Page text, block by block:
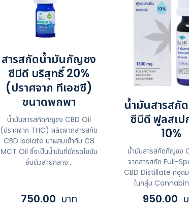
สารสกัดน้ำมันกัญชง
ซีบีดี บริสุทธิ์ 20%
(ปราศจาก ทีเอชซี)
ขนาดพกพา
น้ำมันสารสกัดกัญชง CBD Oil
(ปราศจาก THC) ผลิตจากสารสกัด
CBD Isolate มาผสมเข้ากับ C8
MCT Oil ซึ่งเป็นน้ำมันที่มีกรดไขมัน
อิ่มตัวสายกลาง...
750.00 บาท
น้ำมันสารสกั
ซีบีดี ฟูลสเป
10%
น้ำมันสารสกัดกัญชง
จากสารสกัด Full-
CBD Distillate ที่อุดม
ในกลุ่ม
950.00